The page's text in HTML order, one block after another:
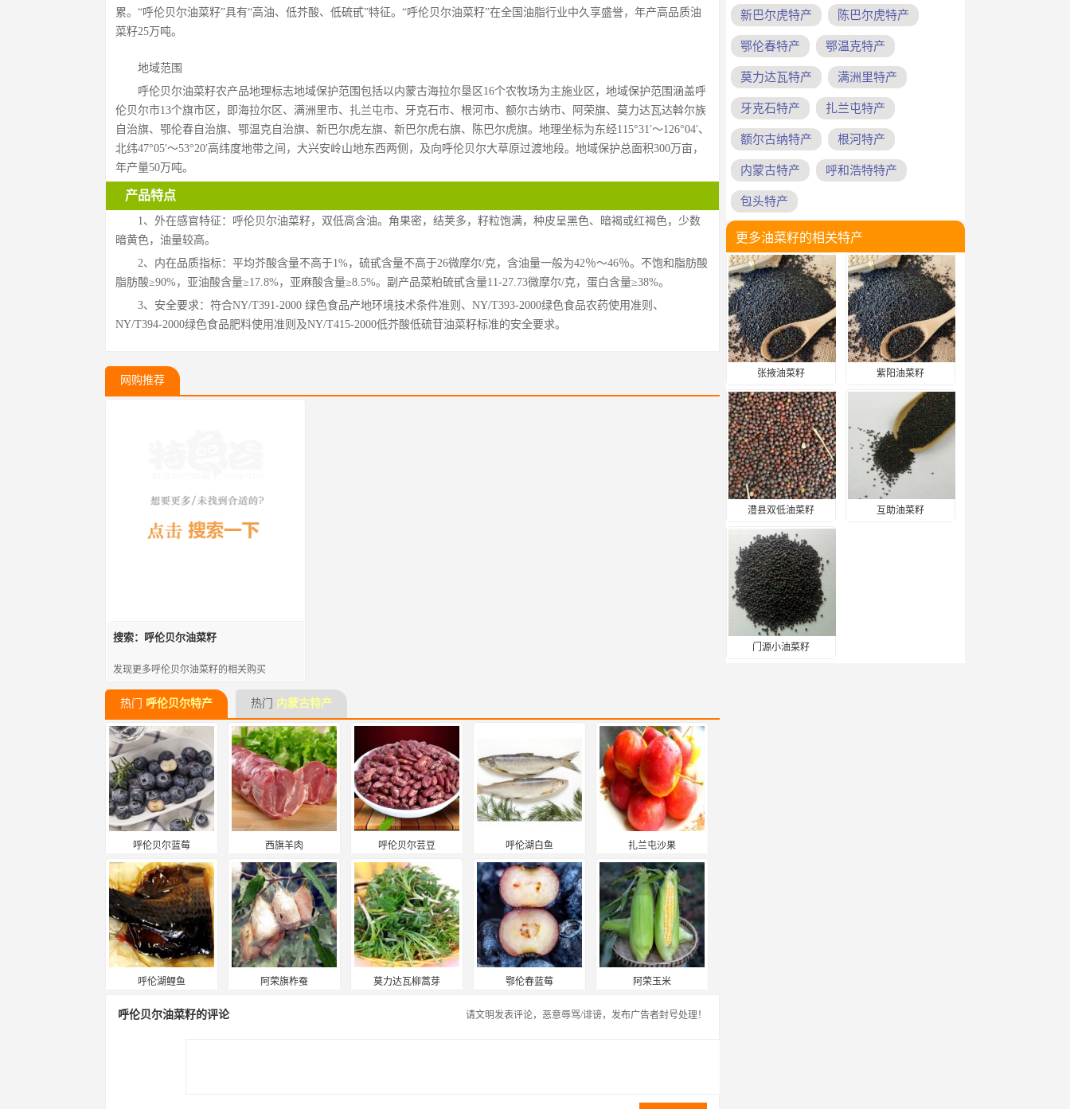
累。“呼伦贝尔油菜籽”具有“高油、低芥酸、低硫甙”特征。“呼伦贝尔油菜籽”在全国油脂行业中久享盛誉，年产高品质油
菜籽25万吨。
地域范围
呼伦贝尔油菜籽农产品地理标志地域保护范围包括以内蒙古海拉尔垦区16个农牧场为主施业区，地域保护范围涵盖呼
伦贝尔市13个旗市区，即海拉尔区、满洲里市、扎兰屯市、牙克石市、根河市、额尔古纳市、阿荣旗、莫力达瓦达斡尔族
自治旗、鄂伦春自治旗、鄂温克自治旗、新巴尔虎左旗、新巴尔虎右旗、陈巴尔虎旗。地理坐标为东经115°31′～126°04′、
北纬47°05′～53°20′高纬度地带之间，大兴安岭山地东西两侧，及向呼伦贝尔大草原过渡地段。地域保护总面积300万亩，
年产量50万吨。
产品特点
1、外在感官特征：呼伦贝尔油菜籽，双低高含油。角果密，结荚多，籽粒饱满，种皮呈黑色、暗褐或红褐色，少数
暗黄色，油量较高。
2、内在品质指标：平均芥酸含量不高于1%，硫甙含量不高于26微摩尔/克，含油量一般为42％～46％。不饱和脂肪酸
脂肪酸≥90%，亚油酸含量≥17.8%，亚麻酸含量≥8.5%。副产品菜粕硫甙含量11-27.73微摩尔/克，蛋白含量≥38%。
3、安全要求：符合NY/T391-2000 绿色食品产地环境技术条件准则、NY/T393-2000绿色食品农药使用准则、
NY/T394-2000绿色食品肥料使用准则及NY/T415-2000低芥酸低硫苷油菜籽标准的安全要求。
网购推荐
搜索：呼伦贝尔油菜籽
发现更多呼伦贝尔油菜籽的相关购买
热门 呼伦贝尔特产 热门 内蒙古特产
呼伦贝尔蓝莓 西旗羊肉 呼伦贝尔芸豆 呼伦湖白鱼 扎兰屯沙果
呼伦湖鲤鱼 阿荣旗柞蚕 莫力达瓦柳蒿芽 鄂伦春蓝莓 阿荣玉米
呼伦贝尔油菜籽的评论 请文明发表评论，恶意辱骂/诽谤，发布广告者封号处理！
新巴尔虎特产 陈巴尔虎特产
鄂伦春特产 鄂温克特产
莫力达瓦特产 满洲里特产
牙克石特产 扎兰屯特产
额尔古纳特产 根河特产
内蒙古特产 呼和浩特特产
包头特产
更多油菜籽的相关特产
张掖油菜籽 紫阳油菜籽
澧县双低油菜籽 互助油菜籽
门源小油菜籽